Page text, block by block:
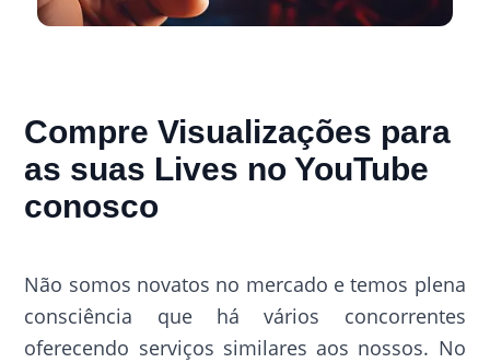
Compre Visualizações para
as suas Lives no YouTube
conosco
Não somos novatos no mercado e temos plena
consciência que há vários concorrentes
oferecendo serviços similares aos nossos. No